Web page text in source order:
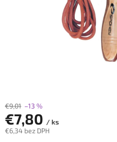
€9,01 –13 %
€7,80 / ks
€6,34 bez DPH